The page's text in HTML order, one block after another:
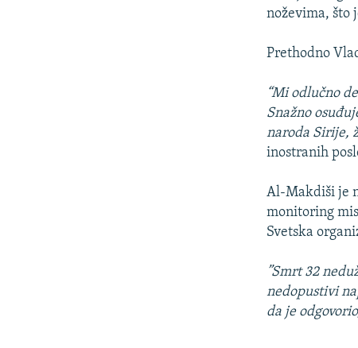
noževima, što
Prethodno
“Mi odlučno
Snažno
naroda Sirije,
inostranih
Al-Makdiši je
monitoring
Svetska
”Smrt 32
nedopustivi
da je